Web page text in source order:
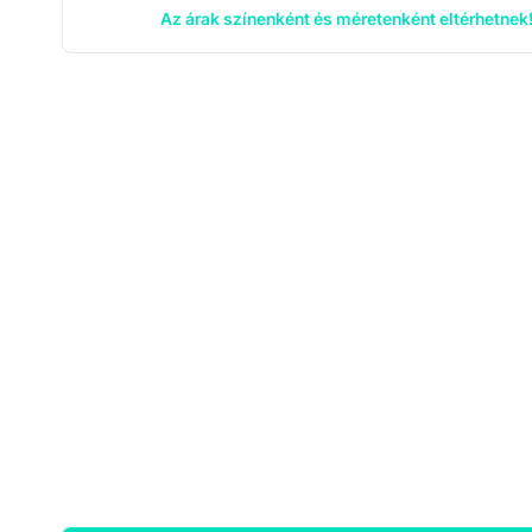
Az árak színenként és méretenként eltérhetnek!